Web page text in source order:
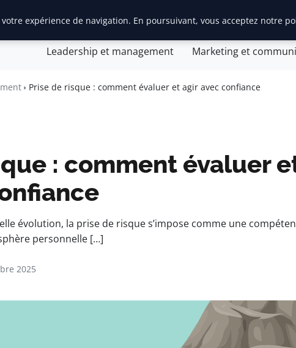
Accueil Création d’entreprise General Gestion et
Leadership et management Marketing et
Prise de risque : comment évaluer et agir avec confiance
: comment évaluer
évolution, la prise de risque s’impose comme une
personnelle […]
2025
expérience de navigation. En poursuivant, vous acceptez notre